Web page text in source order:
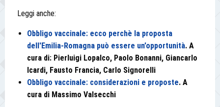
Leggi anche:
Obbligo vaccinale: ecco perchè la proposta
dell'Emilia-Romagna può essere un’opportunità. A
cura di: Pierluigi Lopalco, Paolo Bonanni, Giancarlo
Icardi, Fausto Francia, Carlo Signorelli
Obbligo vaccinale: considerazioni e proposte. A
cura di Massimo Valsecchi